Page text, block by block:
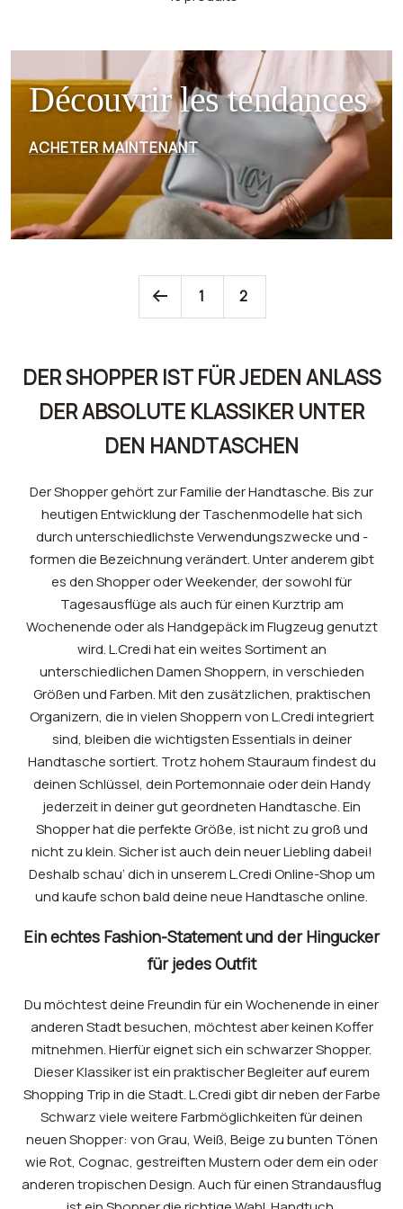
Découvrir les tendances
ACHETER MAINTENANT
1 2
DER SHOPPER IST FÜR JEDEN ANLASS
DER ABSOLUTE KLASSIKER UNTER
DEN HANDTASCHEN
Der Shopper gehört zur Familie der Handtasche. Bis zur
heutigen Entwicklung der Taschenmodelle hat sich
durch unterschiedlichste Verwendungszwecke und -
formen die Bezeichnung verändert. Unter anderem gibt
es den Shopper oder Weekender, der sowohl für
Tagesausflüge als auch für einen Kurztrip am
Wochenende oder als Handgepäck im Flugzeug genutzt
wird. L.Credi hat ein weites Sortiment an
unterschiedlichen Damen Shoppern, in verschieden
Größen und Farben. Mit den zusätzlichen, praktischen
Organizern, die in vielen Shoppern von L.Credi integriert
sind, bleiben die wichtigsten Essentials in deiner
Handtasche sortiert. Trotz hohem Stauraum findest du
deinen Schlüssel, dein Portemonnaie oder dein Handy
jederzeit in deiner gut geordneten Handtasche. Ein
Shopper hat die perfekte Größe, ist nicht zu groß und
nicht zu klein. Sicher ist auch dein neuer Liebling dabei!
Deshalb schau’ dich in unserem L.Credi Online-Shop um
und kaufe schon bald deine neue Handtasche online.
Ein echtes Fashion-Statement und der Hingucker
für jedes Outfit
Du möchtest deine Freundin für ein Wochenende in einer
anderen Stadt besuchen, möchtest aber keinen Koffer
mitnehmen. Hierfür eignet sich ein schwarzer Shopper.
Dieser Klassiker ist ein praktischer Begleiter auf eurem
Shopping Trip in die Stadt. L.Credi gibt dir neben der Farbe
Schwarz viele weitere Farbmöglichkeiten für deinen
neuen Shopper: von Grau, Weiß, Beige zu bunten Tönen
wie Rot, Cognac, gestreiften Mustern oder dem ein oder
anderen tropischen Design. Auch für einen Strandausflug